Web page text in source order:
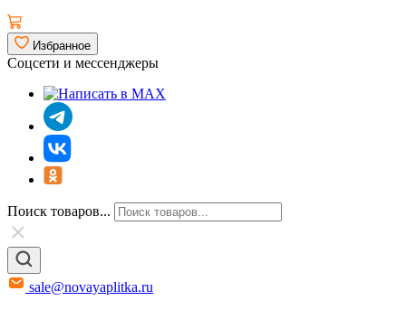
Избранное
Соцсети и мессенджеры
Поиск товаров...
sale@novayaplitka.ru